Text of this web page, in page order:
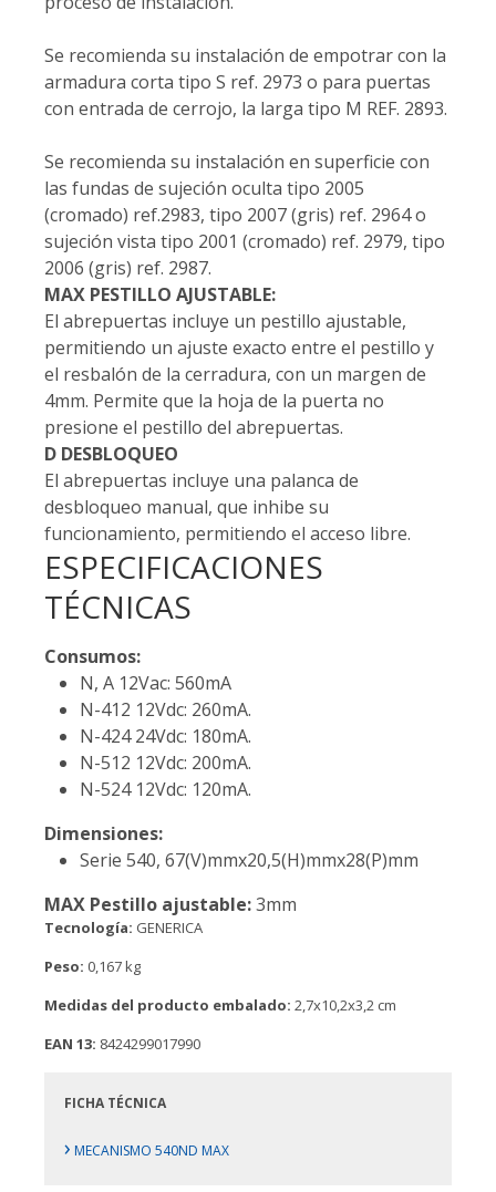
Se recomienda su instalación de empotrar con la
armadura corta tipo S ref. 2973 o para puertas
con entrada de cerrojo, la larga tipo M REF. 2893.
Se recomienda su instalación en superficie con
las fundas de sujeción oculta tipo 2005
(cromado) ref.2983, tipo 2007 (gris) ref. 2964 o
sujeción vista tipo 2001 (cromado) ref. 2979, tipo
2006 (gris) ref. 2987.
MAX PESTILLO AJUSTABLE:
El abrepuertas incluye un pestillo ajustable,
permitiendo un ajuste exacto entre el pestillo y
el resbalón de la cerradura, con un margen de
4mm. Permite que la hoja de la puerta no
presione el pestillo del abrepuertas.
D DESBLOQUEO
El abrepuertas incluye una palanca de
desbloqueo manual, que inhibe su
funcionamiento, permitiendo el acceso libre.
ESPECIFICACIONES
TÉCNICAS
Consumos:
N, A 12Vac: 560mA
N-412 12Vdc: 260mA.
N-424 24Vdc: 180mA.
N-512 12Vdc: 200mA.
N-524 12Vdc: 120mA.
Dimensiones:
Serie 540, 67(V)mmx20,5(H)mmx28(P)mm
MAX Pestillo ajustable:3mm
Tecnología: GENERICA
Peso: 0,167 kg
Medidas del producto embalado: 2,7x10,2x3,2 cm
EAN 13: 8424299017990
FICHA TÉCNICA
› MECANISMO 540ND MAX